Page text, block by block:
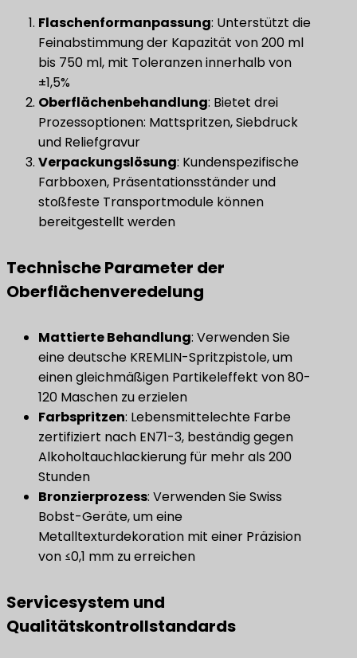
​Flaschenformanpassung​​: Unterstützt die
Feinabstimmung der Kapazität von 200 ml
bis 750 ml, mit Toleranzen innerhalb von
±1,5%
Oberflächenbehandlung​: Bietet drei
Prozessoptionen: Mattspritzen, Siebdruck
und Reliefgravur
Verpackungslösung​: Kundenspezifische
Farbboxen, Präsentationsständer und
stoßfeste Transportmodule können
bereitgestellt werden
Technische Parameter der
Oberflächenveredelung
​Mattierte Behandlung: Verwenden Sie
eine deutsche KREMLIN-Spritzpistole, um
einen gleichmäßigen Partikeleffekt von 80-
120 Maschen zu erzielen
Farbspritzen: Lebensmittelechte Farbe
zertifiziert nach EN71-3, beständig gegen
Alkoholtauchlackierung für mehr als 200
Stunden
Bronzierprozess: Verwenden Sie Swiss
Bobst-Geräte, um eine
Metalltexturdekoration mit einer Präzision
von ≤0,1 mm zu erreichen
Servicesystem und
Qualitätskontrollstandards